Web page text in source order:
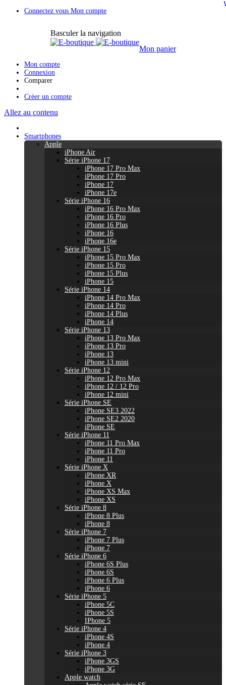
Connectez vous Mon compte
Basculer la navigation
Mon panier
Mon compte
Connexion
Comparer
Créer un compte
Allez au contenu
Smartphones
Apple
iPhone Air
Série iPhone 17
iPhone 17 Pro Max
iPhone 17 Pro
iPhone 17
iPhone 17e
Série iPhone 16
iPhone 16 Pro Max
iPhone 16 Pro
iPhone 16 Plus
iPhone 16
iPhone 16e
Série iPhone 15
iPhone 15 Pro Max
iPhone 15 Pro
iPhone 15 Plus
iPhone 15
Série iPhone 14
iPhone 14 Pro Max
iPhone 14 Pro
iPhone 14 Plus
iPhone 14
Série iPhone 13
iPhone 13 Pro Max
iPhone 13 Pro
iPhone 13
iPhone 13 mini
Série iPhone 12
iPhone 12 Pro Max
iPhone 12 / 12 Pro
iPhone 12 mini
Série iPhone SE
iPhone SE3 2022
iPhone SE2 2020
iPhone SE
Série iPhone 11
iPhone 11 Pro Max
iPhone 11 Pro
iPhone 11
Série iPhone X
iPhone XR
iPhone X
iPhone XS Max
iPhone XS
Série iPhone 8
iPhone 8 Plus
iPhone 8
Série iPhone 7
iPhone 7 Plus
iPhone 7
Série iPhone 6
iPhone 6S Plus
iPhone 6S
iPhone 6 Plus
iPhone 6
Série iPhone 5
iPhone 5C
iPhone 5S
IPhone 5
Série iPhone 4
iPhone 4S
iPhone 4
Série iPhone 3
iPhone 3GS
iPhone 3G
Apple watch